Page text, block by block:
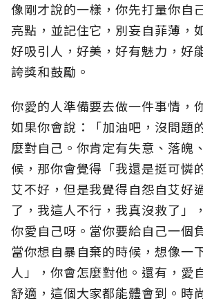
像剛才說的一樣，你先打量你自
亮點，並記住它，別妄自菲薄，
好吸引人，好美，好有魅力，好
誇獎和鼓勵。
你愛的人準備要去做一件事情，
如果你會說：「加油吧，沒問題
麼對自己。你肯定有失意、落魄
候，那你會覺得「我還是挺可憐
艾不好，但是我覺得自怨自艾好
了，我這人不行，我真沒救了」
你愛自己呀。當你要給自己一個
當你想自暴自棄的時候，想像一
人」，你會怎麼對他。還有，愛
舒適，這個大家都能體會到。時